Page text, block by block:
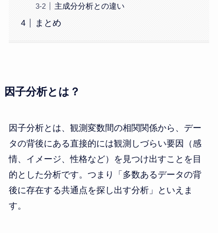
主成分分析との違い
まとめ
因子分析とは？
因子分析とは、観測変数間の相関関係から、デー
タの背後にある直接的には観測しづらい要因（感
情、イメージ、性格など）を見つけ出すことを目
的とした分析です。つまり「多数あるデータの背
後に存在する共通点を探し出す分析」といえま
す。